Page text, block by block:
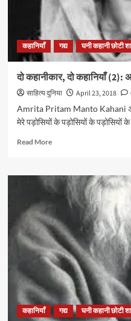
हसन
मंटो…
कहानियाँ गद्य घनी कहानी छोटी
दो कहानीकार, दो कहानियाँ (2):
साहित्य दुनिया April 23, 2018
Amrita Pritam Manto Kahani
मेरे पड़ोसियों के पड़ोसियों के पड़ोसियों
Read MoreRead
दो
कहानीकार,
कहानियाँ
(2):
अमृता
प्रीतम
और
मंटो
कहानियाँ गद्य घनी कहानी छोटी